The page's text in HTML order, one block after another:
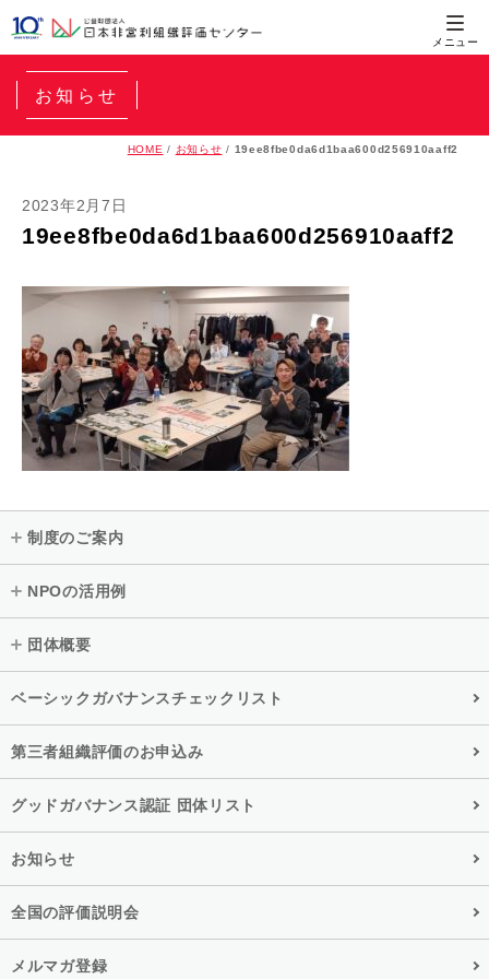
お知らせ
HOME / お知らせ / 19ee8fbe0da6d1baa600d256910aaff2
2023年2月7日
19ee8fbe0da6d1baa600d256910aaff2
制度のご案内
NPOの活用例
団体概要
ベーシックガバナンスチェックリスト
第三者組織評価のお申込み
グッドガバナンス認証 団体リスト
お知らせ
全国の評価説明会
メルマガ登録